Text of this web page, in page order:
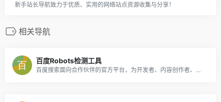
新手站长导航致力于优质、实用的网络站点资源收集与分享！
相关导航
百度Robots检测工具
百度搜索面向合作伙伴的官方平台，为开发者、内容创作者、站点管理者等伙伴，提供优化工具、数据、课程、Q&amp;A等服务，助力资源进入搜索，同时提供搜索项目合作机会，让优质资源脱颖而出。